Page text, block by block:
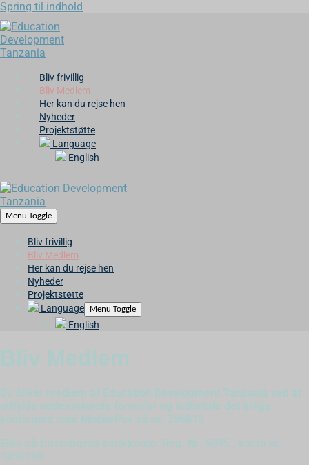
Spring til indhold
Bliv frivillig
Bliv Medlem
Her kan du rejse hen
Nyheder
Projektstøtte
Language
English
Menu Toggle
Bliv frivillig
Bliv Medlem
Her kan du rejse hen
Nyheder
Projektstøtte
Language
Menu Toggle
English
Bliv Medlem
Du bliver medlem af Education Development Tanzania ved at
udfylde nedenstående formular og indbetale det årlige
kontingent med MobilePay på nr. 396813
Eller på foreningens bankkonto: Reg. Nr. 5095 , konto nr.:
1859169